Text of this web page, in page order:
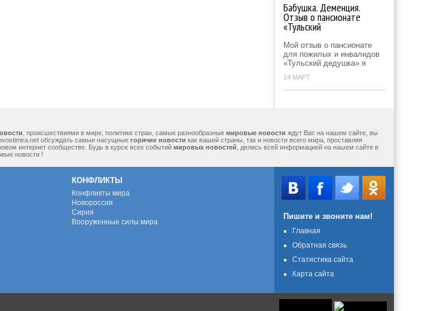
Бабушка. Деменция.
Отзыв о пансионате
«Тульский
Мой отзыв о пансионате
для пожилых и инвалидов
«Тульский дедушка» я
14 МАРТ
, происшествиями в мире, политике стран, самые разнообразные мировые новости ждут Вас на нашем сайте, вы
обсуждать самые насущные горячие новости как вашей страны, так и новости всего мира, проставляя
интернет сообществе. Будь в курсе всех событий мировых новостей , делись всей информацией на нашем сайте в
новости !
КОНФЛИКТЫ
Конфликты мира
Новороссия
Сирия
Вооруженные силы мира
Пишите и звоните нам!
Главная
Обратная связь
Статистика сайта
Карта сайта